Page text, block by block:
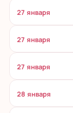
27 января
27 января
27 января
28 января